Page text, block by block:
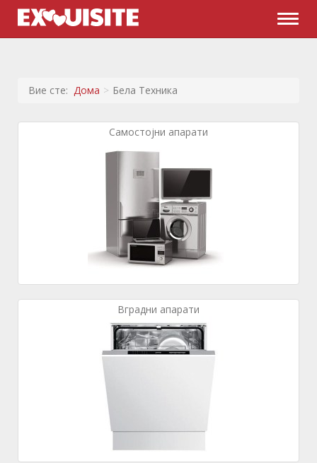
Вие сте: Дома Бела Техника
Самостојни апарати
Вградни апарати